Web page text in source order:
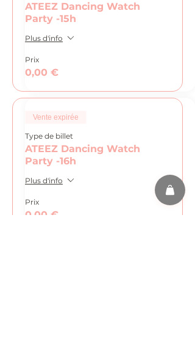
ATEEZ Dancing Watch
Party -15h
Plus d'info
Prix
0,00 €
Vente expirée
Type de billet
ATEEZ Dancing Watch
Party -16h
Plus d'info
Prix
0,00 €